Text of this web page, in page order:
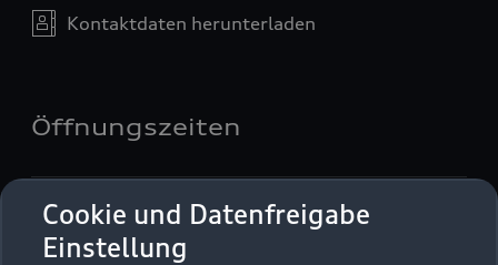
Cookie und Datenfreigabe
Einstellung
Kontaktdaten herunterladen
Öffnungszeiten
Service
Geöffnet bis